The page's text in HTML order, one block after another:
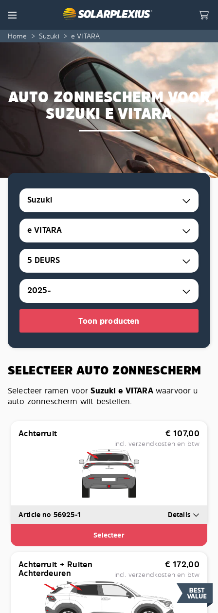
Menu
Home > Suzuki > e VITARA
AUTO ZONNESCHERM VOOR
SUZUKI E VITARA
Suzuki
e VITARA
5 DEURS
2025-
Toon producten
SELECTEER AUTO ZONNESCHERM
Selecteer ramen voorSuzuki e VITARAwaarvoor u
auto zonnescherm wilt bestellen.
Achterruit € 107,00
incl. verzendkosten en btw
Article no 56925-1 Details
Selecteer
Achterruit + Ruiten
Achterdeuren
€ 172,00
incl. verzendkosten en btw